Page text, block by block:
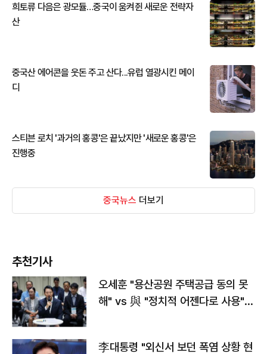
희토류 다음은 광모듈…중국이 움켜쥔 새로운 전략자
산
중국산 에어콘을 웃돈 주고 산다...유럽 열광시킨 메이
디
스티븐 로치 '과거의 홍콩'은 끝났지만 '새로운 홍콩'은
진행중
중국뉴스 더보기
추천기사
오세훈 "용산공원 주택공급 동의 못
해" vs 與 "정치적 어젠다로 사용"
李대통령 "외신서 보던 폭염 상황 현